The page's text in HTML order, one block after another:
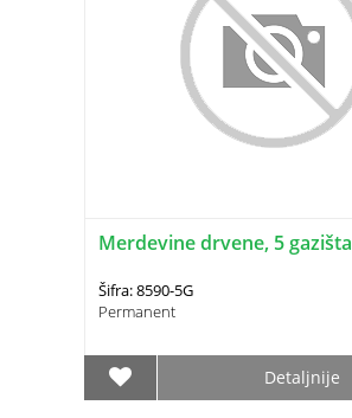
Merdevine drvene, 5 gazišta
Šifra: 8590-5G
Permanent
Detaljnije